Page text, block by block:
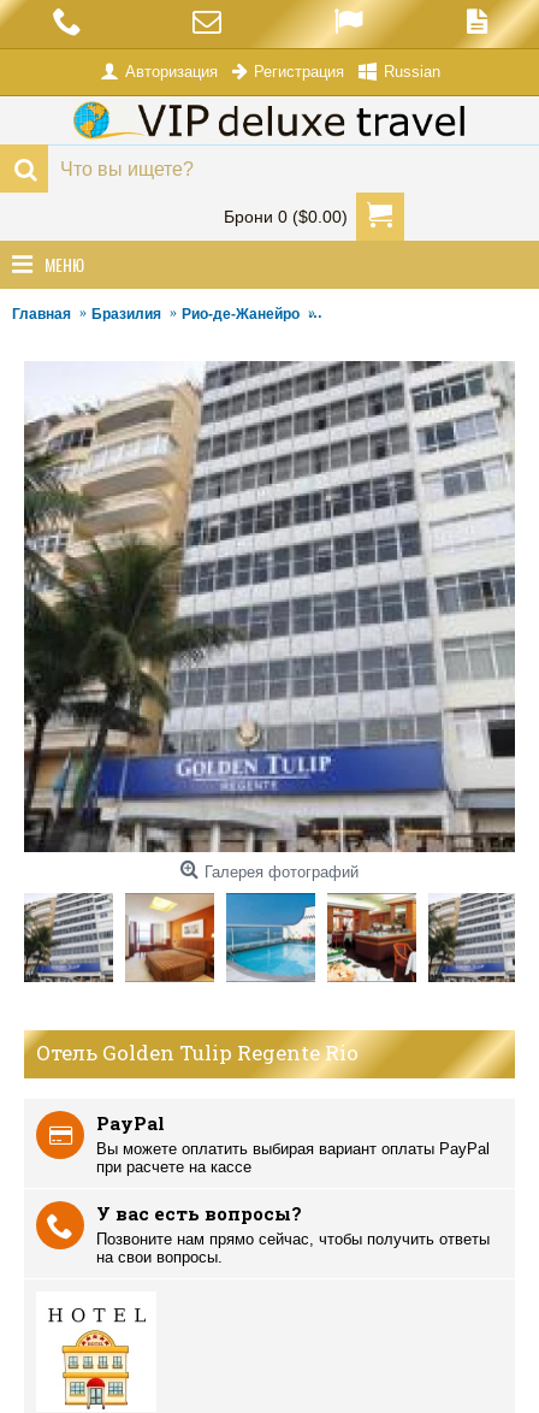
Авторизация Регистрация Russian
Брони 0 ($0.00)
МЕНЮ
Главная Бразилия Рио-де-Жанейро Отель Golden Tulip Regente Rio
Галерея фотографий
Отель Golden Tulip Regente Rio
PayPal
Вы можете оплатить выбирая вариант оплаты PayPal
при расчете на кассе
У вас есть вопросы?
Позвоните нам прямо сейчас, чтобы получить ответы
на свои вопросы.